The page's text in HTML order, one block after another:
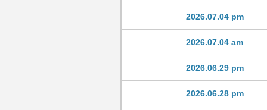
2026.07.04 pm
2026.07.04 am
2026.06.29 pm
2026.06.28 pm